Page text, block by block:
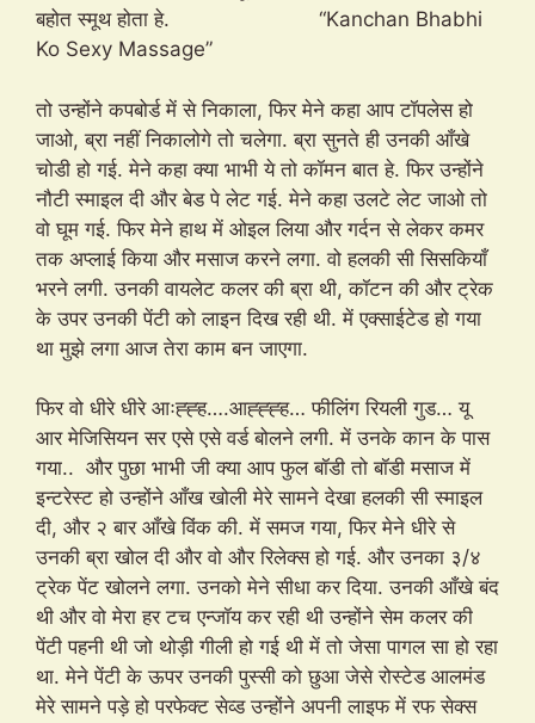
बहोत स्मूथ होता हे. “Kanchan Bhabhi
Ko Sexy Massage”
तो उन्होंने कपबोर्ड में से निकाला, फिर मेने कहा आप टॉपलेस हो
जाओ, ब्रा नहीं निकालोगे तो चलेगा. ब्रा सुनते ही उनकी आँखे
चोडी हो गई. मेने कहा क्या भाभी ये तो कॉमन बात हे. फिर उन्होंने
नौटी स्माइल दी और बेड पे लेट गई. मेने कहा उलटे लेट जाओ तो
वो घूम गई. फिर मेने हाथ में ओइल लिया और गर्दन से लेकर कमर
तक अप्लाई किया और मसाज करने लगा. वो हलकी सी सिसकियाँ
भरने लगी. उनकी वायलेट कलर की ब्रा थी, कॉटन की और ट्रेक
के उपर उनकी पेंटी को लाइन दिख रही थी. में एक्साईटेड हो गया
था मुझे लगा आज तेरा काम बन जाएगा.
फिर वो धीरे धीरे आःह्ह्ह….आह्ह्ह्ह… फीलिंग रियली गुड… यू
आर मेजिसियन सर एसे एसे वर्ड बोलने लगी. में उनके कान के पास
गया.. और पुछा भाभी जी क्या आप फुल बॉडी तो बॉडी मसाज में
इन्टरेस्ट हो उन्होंने आँख खोली मेरे सामने देखा हलकी सी स्माइल
दी, और २ बार आँखे विंक की. में समज गया, फिर मेने धीरे से
उनकी ब्रा खोल दी और वो और रिलेक्स हो गई. और उनका ३/४
ट्रेक पेंट खोलने लगा. उनको मेने सीधा कर दिया. उनकी आँखे बंद
थी और वो मेरा हर टच एन्जॉय कर रही थी उन्होंने सेम कलर की
पेंटी पहनी थी जो थोड़ी गीली हो गई थी में तो जेसा पागल सा हो रहा
था. मेने पेंटी के ऊपर उनकी पुस्सी को छुआ जेसे रोस्टेड आलमंड
मेरे सामने पड़े हो परफेक्ट सेव्ड उन्होंने अपनी लाइफ में रफ सेक्स